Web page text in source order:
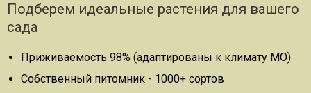
Подберем идеальные растения для вашего
сада
Приживаемость 98% (адаптированы к климату МО)
Собственный питомник - 1000+ сортов